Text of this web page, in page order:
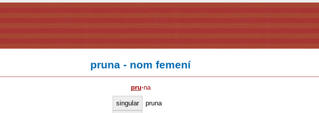
pruna - nom femení
pru·na
singular
pruna